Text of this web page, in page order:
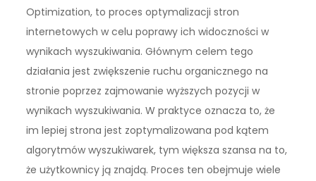
Optimization, to proces optymalizacji stron
internetowych w celu poprawy ich widoczności w
wynikach wyszukiwania. Głównym celem tego
działania jest zwiększenie ruchu organicznego na
stronie poprzez zajmowanie wyższych pozycji w
wynikach wyszukiwania. W praktyce oznacza to, że
im lepiej strona jest zoptymalizowana pod kątem
algorytmów wyszukiwarek, tym większa szansa na to,
że użytkownicy ją znajdą. Proces ten obejmuje wiele